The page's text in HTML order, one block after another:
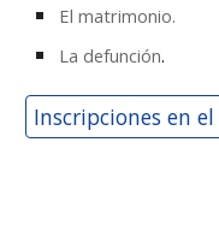
El matrimonio.
La defunción.